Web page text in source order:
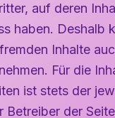
auf deren
haben. Deshalb
Inhalte
Für die
ist stets der
Betreiber der